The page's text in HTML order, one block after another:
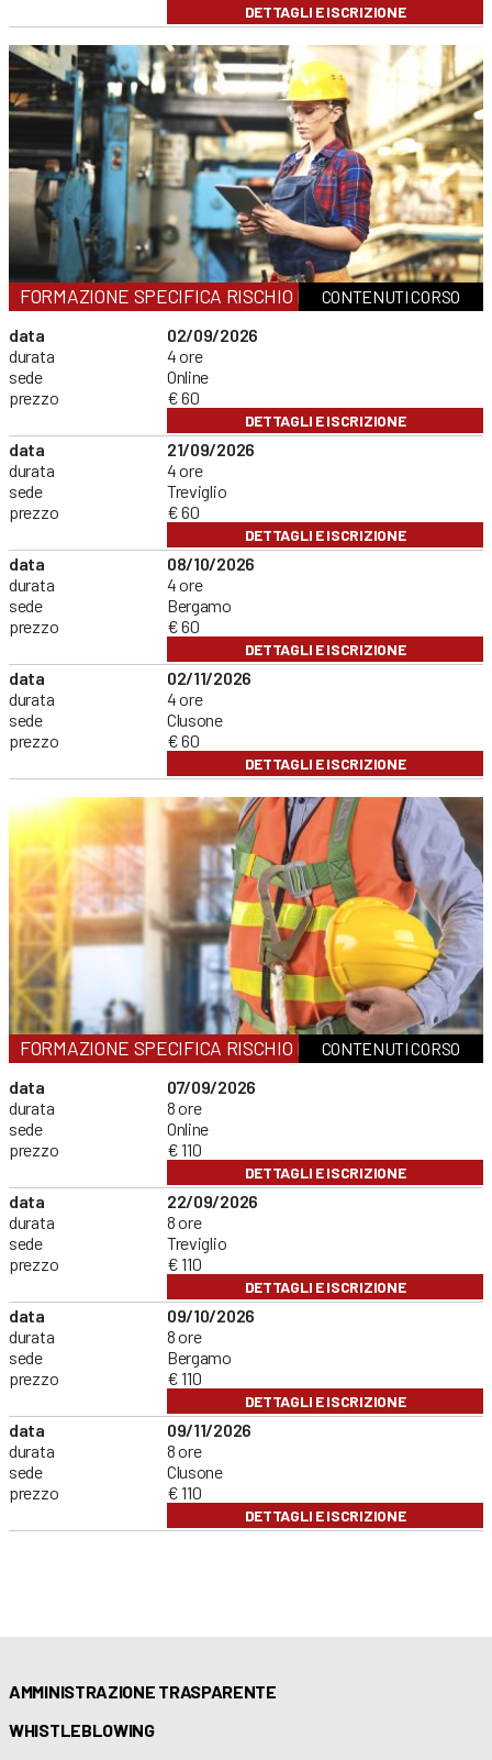
DETTAGLI E ISCRIZIONE
FORMAZIONE SPECIFICA RISCHIO BASSOCONTENUTI CORSO
data
durata
sede
prezzo
02/09/2026
4 ore
Online
€ 60
DETTAGLI E ISCRIZIONE
data
durata
sede
prezzo
21/09/2026
4 ore
Treviglio
€ 60
DETTAGLI E ISCRIZIONE
data
durata
sede
prezzo
08/10/2026
4 ore
Bergamo
€ 60
DETTAGLI E ISCRIZIONE
data
durata
sede
prezzo
02/11/2026
4 ore
Clusone
€ 60
DETTAGLI E ISCRIZIONE
FORMAZIONE SPECIFICA RISCHIO MEDIOCONTENUTI CORSO
data
durata
sede
prezzo
07/09/2026
8 ore
Online
€ 110
DETTAGLI E ISCRIZIONE
data
durata
sede
prezzo
22/09/2026
8 ore
Treviglio
€ 110
DETTAGLI E ISCRIZIONE
data
durata
sede
prezzo
09/10/2026
8 ore
Bergamo
€ 110
DETTAGLI E ISCRIZIONE
data
durata
sede
prezzo
09/11/2026
8 ore
Clusone
€ 110
DETTAGLI E ISCRIZIONE
AMMINISTRAZIONE TRASPARENTE
WHISTLEBLOWING